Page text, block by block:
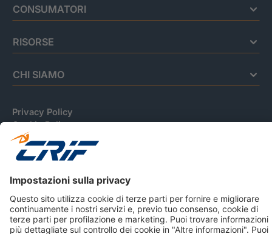
CONSUMATORI
RISORSE
CHI SIAMO
Privacy Policy
Cookie Policy
Informativa Dati Personali
CRIF Business Ethics
Accessibilità
Informativa Privacy Relativa Al Sistema Di Informazioni
Creditizie